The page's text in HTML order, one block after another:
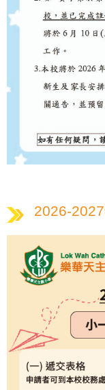
2026-